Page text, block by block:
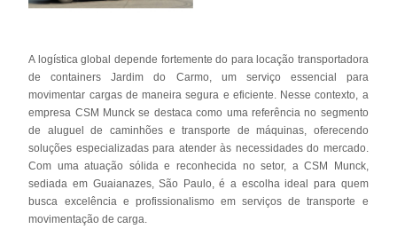
A logística global depende fortemente do para locação transportadora
de containers Jardim do Carmo, um serviço essencial para
movimentar cargas de maneira segura e eficiente. Nesse contexto, a
empresa CSM Munck se destaca como uma referência no segmento
de aluguel de caminhões e transporte de máquinas, oferecendo
soluções especializadas para atender às necessidades do mercado.
Com uma atuação sólida e reconhecida no setor, a CSM Munck,
sediada em Guaianazes, São Paulo, é a escolha ideal para quem
busca excelência e profissionalismo em serviços de transporte e
movimentação de carga.